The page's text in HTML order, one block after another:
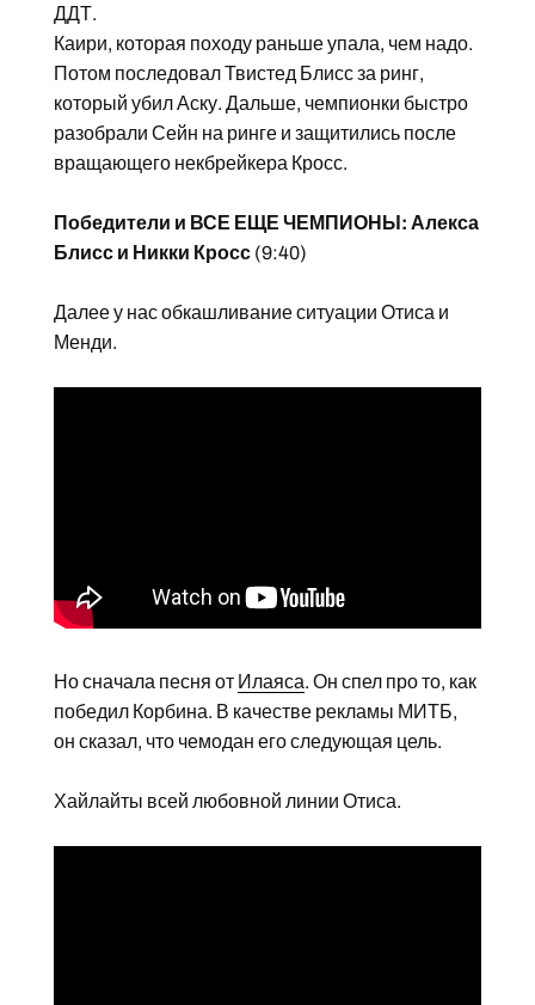
ДДТ.
Каири, которая походу раньше упала, чем надо.
Потом последовал Твистед Блисс за ринг,
который убил Аску. Дальше, чемпионки быстро
разобрали Сейн на ринге и защитились после
вращающего некбрейкера Кросс.
Победители и ВСЕ ЕЩЕ ЧЕМПИОНЫ: Алекса
Блисс и Никки Кросс(9:40)
Далее у нас обкашливание ситуации Отиса и
Менди.
Но сначала песня от Илаяса. Он спел про то, как
победил Корбина. В качестве рекламы МИТБ,
он сказал, что чемодан его следующая цель.
Хайлайты всей любовной линии Отиса.